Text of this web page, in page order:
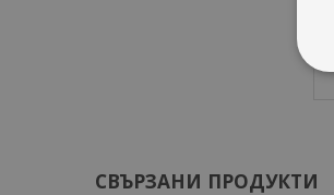
СВЪРЗАНИ ПРОДУКТИ